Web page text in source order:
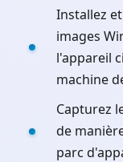
Installez
images
l'appareil
machine
Capturez
de
parc